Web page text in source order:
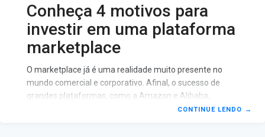
Conheça 4 motivos para
investir em uma plataforma
marketplace
O marketplace já é uma realidade muito presente no
mundo comercial e corporativo. Afinal, o sucesso de
grandes plataformas, como a Amazon e Alibaba,
refletem a eficiência e a assertividade dessa plataforma.
CONTINUE LENDO →